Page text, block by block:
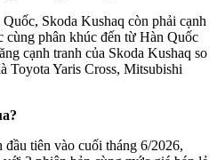
Skoda Kushaq còn phải cạnh
cùng phân khúc đến từ Hàn Quốc
cạnh tranh của Skoda Kushaq so
Toyota Yaris Cross, Mitsubishi
tiên vào cuối tháng 6/2026,